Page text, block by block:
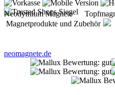
Neodymium Magnete
Magnetprodukte und Zubehör
neomagnete.de